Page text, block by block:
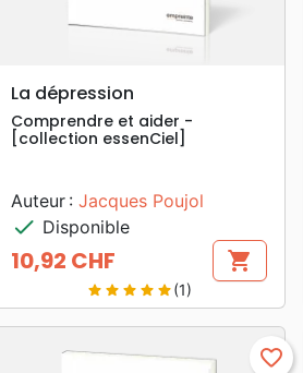
search APERÇU RAPIDE
La dépression
Comprendre et aider -
[collection essenCiel]
Auteur : Jacques Poujol
check Disponible
Prix
10,92 CHF shopping_cart
star star star star star(1)
favorite_border